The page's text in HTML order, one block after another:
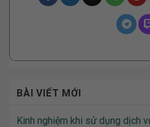
BÀI VIẾT MỚI
Kinh nghiệm khi sử dụng dịch